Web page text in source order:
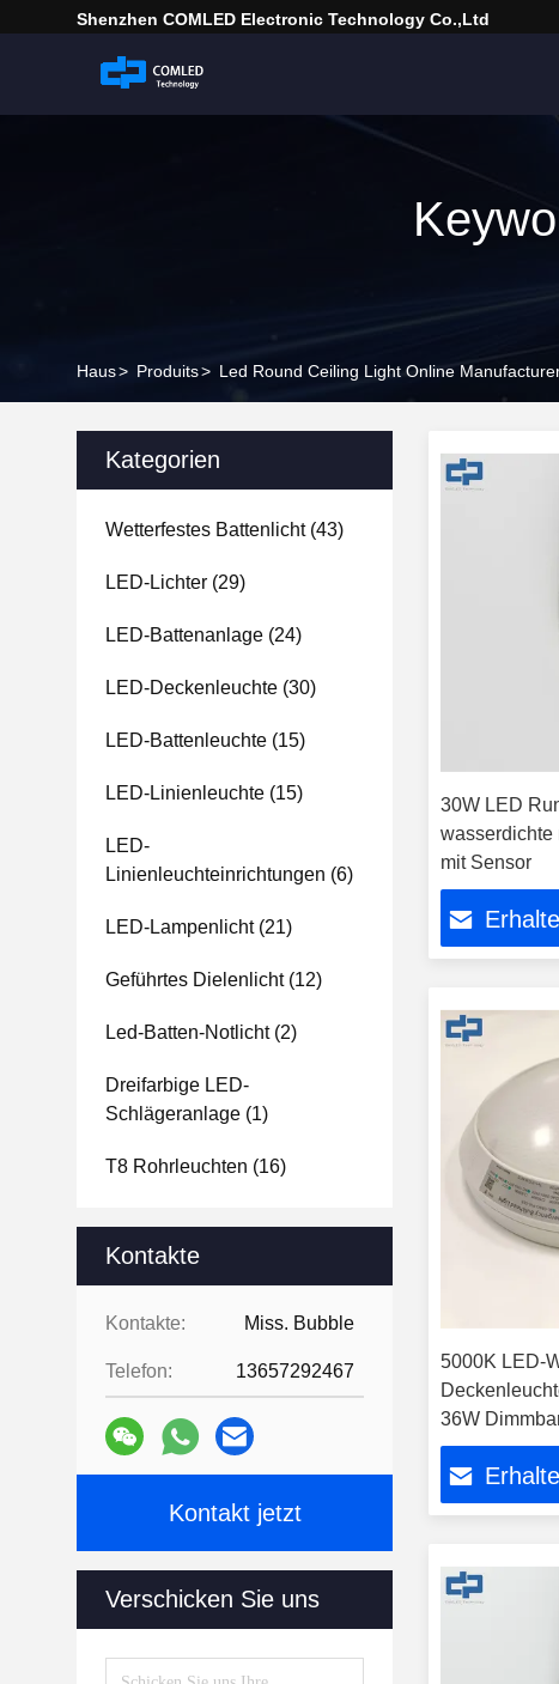
Shenzhen COMLED Electronic Technology Co.,ltd
Haus> Produits> Led Round Ceiling Light Online
Kategorien
Wetterfestes Battenlicht(43)
LED-Lichter (29)
LED-Battenanlage (24)
LED-Deckenleuchte (30)
LED-Battenleuchte (15)
LED-Linienleuchte (15)
LED-
Linienleuchteinrichtungen (6)
LED-Lampenlicht(21)
Geführtes Dielenlicht(12)
Led-Batten-Notlicht(2)
Dreifarbige LED-
Schlägeranlage (1)
T8 Rohrleuchten (16)
Kontakte
Kontakte: Miss. Bubble
Telefon: 13657292467
Kontakt jetzt
Verschicken Sie uns
30W LED
wasserdichte
mit Sensor
5000K LED-
36W